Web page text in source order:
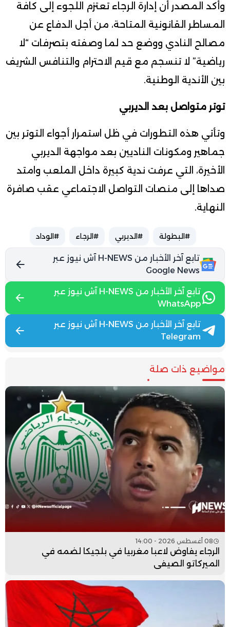
وأكد المصدر أن إدارة الرجاء تعتزم اللجوء إلى كافة
المساطر القانونية المتاحة، من أجل الدفاع عن
مصالح النادي ووضع حد لما وصفته بتصرفات “لا
رياضية” لا تنسجم مع قيم الاحترام والتنافس الشريف
بين الأندية الوطنية.
توتر متواصل بعد الديربي
وتأتي هذه التطورات في ظل استمرار أجواء التوتر بين
جماهير ومكونات الناديين بعد مواجهة الديربي
الأخيرة، التي عرفت ندية كبيرة داخل الملعب وامتد
صداها إلى منصات التواصل الاجتماعي عقب صافرة
النهاية.
#البطولة #الديربي #الرجاء #الوداد
تابع آخر الأخبار من H-NEWS آش نيوز عبر
Google News
تابع آخر الأخبار من H-NEWS آش نيوز عبر
WhatsApp
تابع آخر الأخبار من H-NEWS آش نيوز عبر
Telegram
مواضيع ذات صلة
08 أغسطس 2026 - 14:00
الرجاء يفاوض لاعبا مغربيا في بلجيكا لضمه في
الميركاتو الصيفي